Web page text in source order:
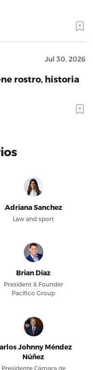
Jul 30, 2026
rostro, historia
Adriana Sanchez
Law and sport
Brian Díaz
President & Founder
Pacifico Group
Johnny Méndez
Núñez
Presidente Cámara de